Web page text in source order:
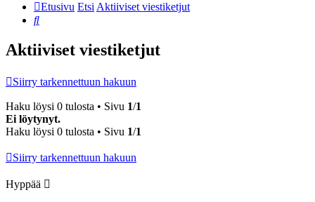
Etusivu EtsiAktiiviset viestiketjut
Etsi
Aktiiviset viestiketjut
Siirry tarkennettuun hakuun
Haku löysi 0 tulosta • Sivu 1/1
Ei löytynyt.
Haku löysi 0 tulosta • Sivu 1/1
Siirry tarkennettuun hakuun
Hyppää